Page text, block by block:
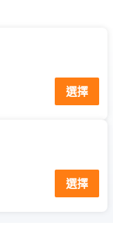
選擇
選擇